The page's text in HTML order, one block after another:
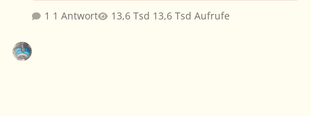
1 Antwort 13,6 Tsd Aufrufe